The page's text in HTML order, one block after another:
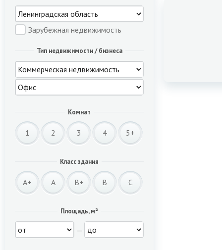
Зарубежная недвижимость
Тип недвижимости / бизнеса
Комнат
1 2 3 4 5+
Класс здания
A+ A B+ B C
Площадь, м²
—